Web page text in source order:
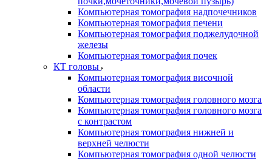
Компьютерная томография надпочечников
Компьютерная томография печени
Компьютерная томография поджелудочной
железы
Компьютерная томография почек
КТ головы
Компьютерная томография височной
области
Компьютерная томография головного мозга
Компьютерная томография головного мозга
с контрастом
Компьютерная томография нижней и
верхней челюсти
Компьютерная томография одной челюсти